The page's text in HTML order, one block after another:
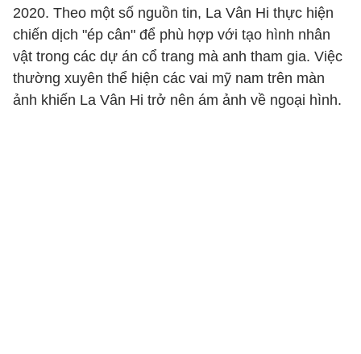
2020. Theo một số nguồn tin, La Vân Hi thực hiện
chiến dịch "ép cân" để phù hợp với tạo hình nhân
vật trong các dự án cổ trang mà anh tham gia. Việc
thường xuyên thể hiện các vai mỹ nam trên màn
ảnh khiến La Vân Hi trở nên ám ảnh về ngoại hình.